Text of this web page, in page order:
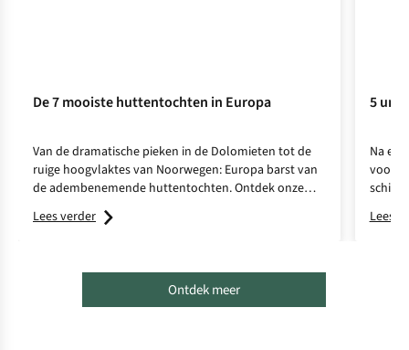
De 7 mooiste huttentochten in Europa
Van de dramatische pieken in de Dolomieten tot de
ruige hoogvlaktes van Noorwegen: Europa barst van
de adembenemende huttentochten. Ontdek onze
favorieten!
Lees verder
5
Na
voor
Lees
Ontdek meer